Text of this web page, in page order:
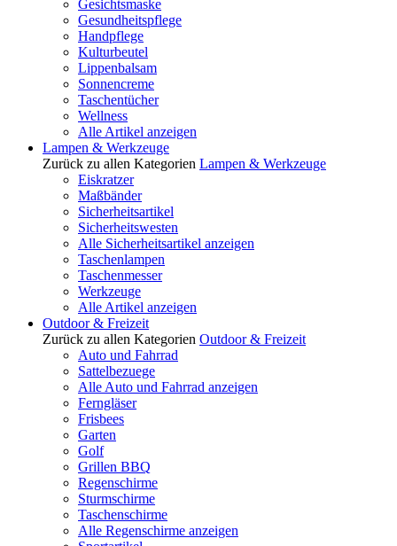
Gesichtsmaske
Gesundheitspflege
Handpflege
Kulturbeutel
Lippenbalsam
Sonnencreme
Taschentücher
Wellness
Alle Artikel anzeigen
Lampen & Werkzeuge
Zurück zu allen Kategorien Lampen & Werkzeuge
Eiskratzer
Maßbänder
Sicherheitsartikel
Sicherheitswesten
Alle Sicherheitsartikel anzeigen
Taschenlampen
Taschenmesser
Werkzeuge
Alle Artikel anzeigen
Outdoor & Freizeit
Zurück zu allen Kategorien Outdoor & Freizeit
Auto und Fahrrad
Sattelbezuege
Alle Auto und Fahrrad anzeigen
Ferngläser
Frisbees
Garten
Golf
Grillen BBQ
Regenschirme
Sturmschirme
Taschenschirme
Alle Regenschirme anzeigen